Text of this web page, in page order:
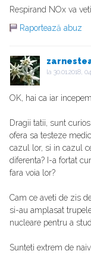
Respirand NOx va
Raportează abuz
la 30.01.2018,
OK, hai ca iar
Dragii tatii, sunt
ofera sa testeze
cazul lor, si in cazul
diferenta? I-a fortat
fara voia lor?
Cam ce aveti de zis
si-au amplasat
nucleare pentru a
Sunteti extrem de